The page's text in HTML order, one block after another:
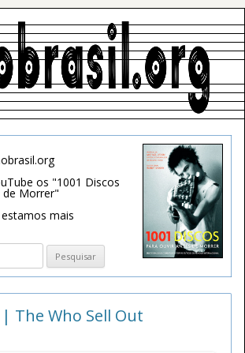
os "1001 Discos
de Morrer"
mais
The Who Sell Out